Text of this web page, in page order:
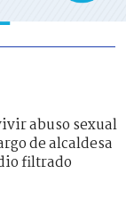
abuso sexual
de alcaldesa
filtrado